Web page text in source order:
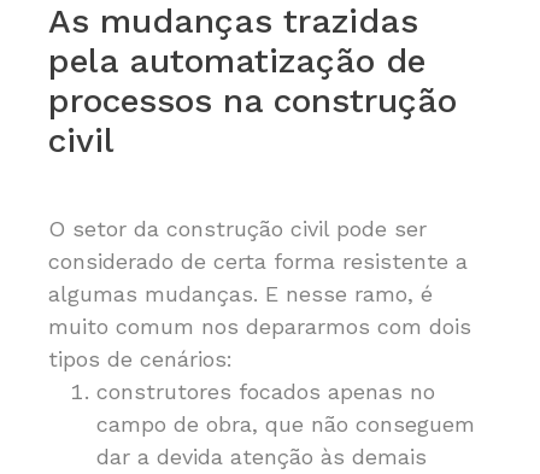
As mudanças trazidas
pela automatização de
processos na construção
civil
O setor da construção civil pode ser
considerado de certa forma resistente a
algumas mudanças. E nesse ramo, é
muito comum nos depararmos com dois
tipos de cenários:
construtores focados apenas no
campo de obra, que não conseguem
dar a devida atenção às demais